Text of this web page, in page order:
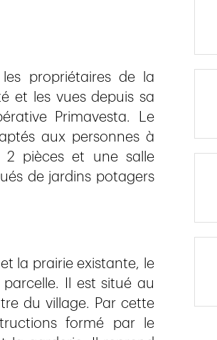
propriétaires de la
et les vues depuis sa
Primavesta. Le
aux personnes à
2 pièces et une salle
de jardins potagers
la prairie existante, le
Il est situé au
du village. Par cette
formé par le